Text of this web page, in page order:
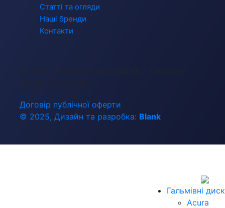
Статті та огляди
Наші бренди
Контакти
© 2013 - 2026, Авторасходнік - тормозні
диски та колодки
Договір публічної оферти
© 2025, Дизайн та разробка: Blank
Гальмівні
Acura